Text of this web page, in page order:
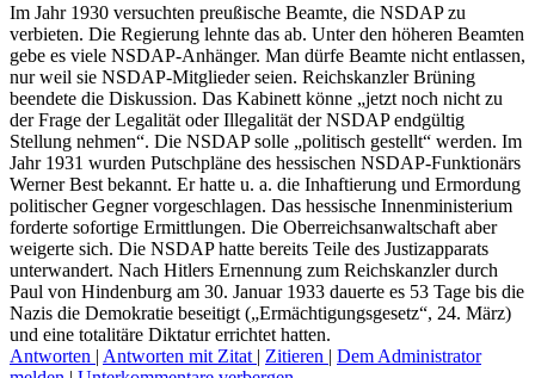
Im Jahr 1930 versuchten preußische Beamte, die NSDAP zu
verbieten. Die Regierung lehnte das ab. Unter den höheren Beamten
gebe es viele NSDAP-Anhänger. Man dürfe Beamte nicht entlassen,
nur weil sie NSDAP-Mitglieder seien. Reichskanzler Brüning
beendete die Diskussion. Das Kabinett könne „jetzt noch nicht zu
der Frage der Legalität oder Illegalität der NSDAP endgültig
Stellung nehmen“. Die NSDAP solle „politisch gestellt“ werden. Im
Jahr 1931 wurden Putschpläne des hessischen NSDAP-Funktionärs
Werner Best bekannt. Er hatte u. a. die Inhaftierung und Ermordung
politischer Gegner vorgeschlagen. Das hessische Innenministerium
forderte sofortige Ermittlungen. Die Oberreichsanwaltschaft aber
weigerte sich. Die NSDAP hatte bereits Teile des Justizapparats
unterwandert. Nach Hitlers Ernennung zum Reichskanzler durch
Paul von Hindenburg am 30. Januar 1933 dauerte es 53 Tage bis die
Nazis die Demokratie beseitigt („Ermächtigungsgesetz“, 24. März)
und eine totalitäre Diktatur errichtet hatten.
Antworten | Antworten mit Zitat | Zitieren | Dem Administrator